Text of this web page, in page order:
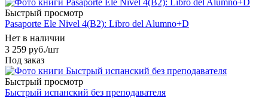
Быстрый просмотр
Pasaporte Ele Nivel 4(B2): Libro del Alumno+D
Нет в наличии
3 259 руб./шт
Под заказ
Быстрый просмотр
Быстрый испанский без преподавателя